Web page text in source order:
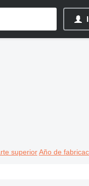
superior Año de